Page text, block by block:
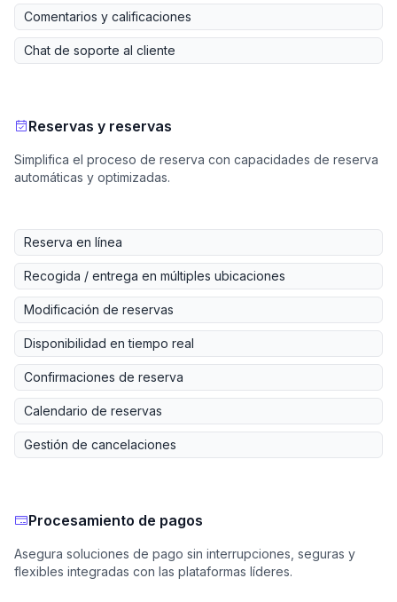
Comentarios y calificaciones
Chat de soporte al cliente
Reservas y reservas
Simplifica el proceso de reserva con capacidades de reserva
automáticas y optimizadas.
Reserva en línea
Recogida / entrega en múltiples ubicaciones
Modificación de reservas
Disponibilidad en tiempo real
Confirmaciones de reserva
Calendario de reservas
Gestión de cancelaciones
Procesamiento de pagos
Asegura soluciones de pago sin interrupciones, seguras y
flexibles integradas con las plataformas líderes.